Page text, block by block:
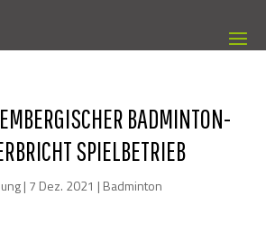
BADMINTON-
SPIELBETRIEB
| 7 Dez. 2021 | Badminton